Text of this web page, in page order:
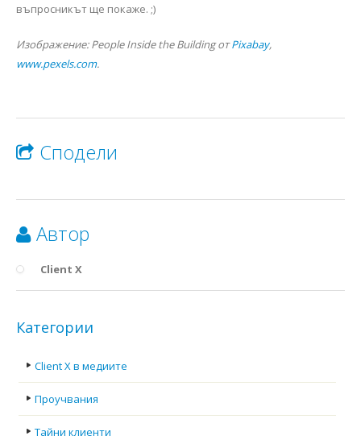
въпросникът ще покаже. ;)
Изображение: People Inside the Building отPixabay,
www.pexels.com.
Сподели
Автор
Client X
Категории
Client X в медиите
Проучвания
Тайни клиенти